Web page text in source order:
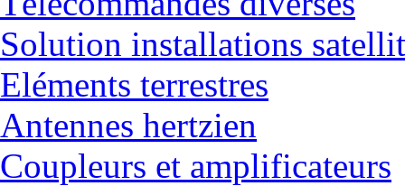
Solution installations
Eléments terrestres
Antennes hertzien
Coupleurs et amplificateurs